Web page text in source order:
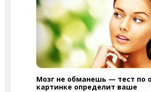
Мозг не обманешь — тест по
картинке определит ваше